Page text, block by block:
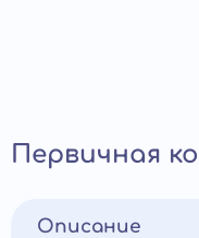
Первичная
Описание